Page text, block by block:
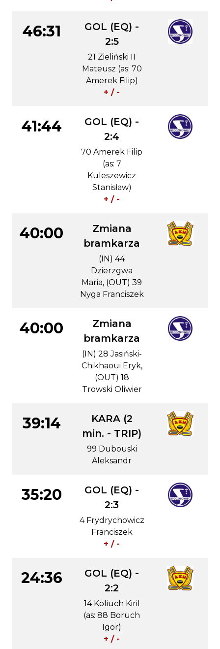
46:31
GOL (EQ) -
2:5
21 Zieliński II
Mateusz (as: 70
Amerek Filip)
+ / -
41:44
GOL (EQ) -
2:4
70 Amerek Filip
(as: 7
Kuleszewicz
Stanisław)
+ / -
40:00
Zmiana
bramkarza
(IN) 44
Dzierzgwa
Maria, (OUT) 39
Nyga Franciszek
40:00
Zmiana
bramkarza
(IN) 28 Jasiński-
Chikhaoui Eryk,
(OUT) 18
Trowski Oliwier
39:14
KARA (2
min. - TRIP)
99 Dubouski
Aleksandr
35:20
GOL (EQ) -
2:3
4 Frydrychowicz
Franciszek
+ / -
24:36
GOL (EQ) -
2:2
14 Koliuch Kiril
(as: 88 Boruch
Igor)
+ / -